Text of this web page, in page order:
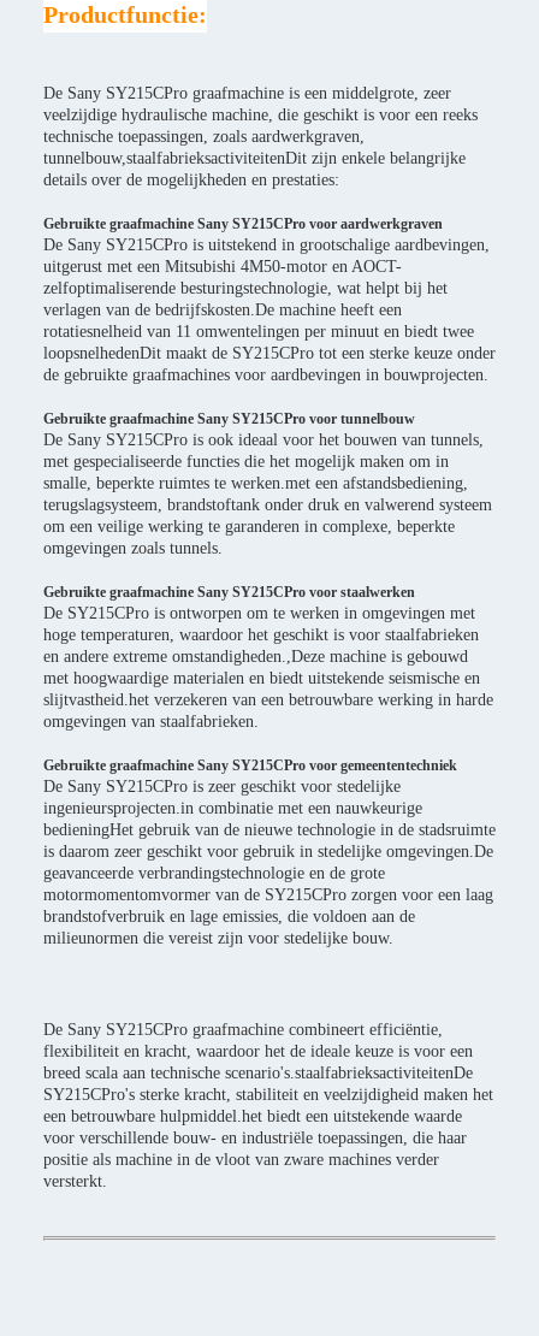
Productfunctie:
De Sany SY215CPro graafmachine is een middelgrote, zeer
veelzijdige hydraulische machine, die geschikt is voor een reeks
technische toepassingen, zoals aardwerkgraven,
tunnelbouw,staalfabrieksactiviteitenDit zijn enkele belangrijke
details over de mogelijkheden en prestaties:
Gebruikte graafmachine Sany SY215CPro voor aardwerkgraven
De Sany SY215CPro is uitstekend in grootschalige aardbevingen,
uitgerust met een Mitsubishi 4M50-motor en AOCT-
zelfoptimaliserende besturingstechnologie, wat helpt bij het
verlagen van de bedrijfskosten.De machine heeft een
rotatiesnelheid van 11 omwentelingen per minuut en biedt twee
loopsnelhedenDit maakt de SY215CPro tot een sterke keuze onder
de gebruikte graafmachines voor aardbevingen in bouwprojecten.
Gebruikte graafmachine Sany SY215CPro voor tunnelbouw
De Sany SY215CPro is ook ideaal voor het bouwen van tunnels,
met gespecialiseerde functies die het mogelijk maken om in
smalle, beperkte ruimtes te werken.met een afstandsbediening,
terugslagsysteem, brandstoftank onder druk en valwerend systeem
om een veilige werking te garanderen in complexe, beperkte
omgevingen zoals tunnels.
Gebruikte graafmachine Sany SY215CPro voor staalwerken
De SY215CPro is ontworpen om te werken in omgevingen met
hoge temperaturen, waardoor het geschikt is voor staalfabrieken
en andere extreme omstandigheden.,Deze machine is gebouwd
met hoogwaardige materialen en biedt uitstekende seismische en
slijtvastheid.het verzekeren van een betrouwbare werking in harde
omgevingen van staalfabrieken.
Gebruikte graafmachine Sany SY215CPro voor gemeententechniek
De Sany SY215CPro is zeer geschikt voor stedelijke
ingenieursprojecten.in combinatie met een nauwkeurige
bedieningHet gebruik van de nieuwe technologie in de stadsruimte
is daarom zeer geschikt voor gebruik in stedelijke omgevingen.De
geavanceerde verbrandingstechnologie en de grote
motormomentomvormer van de SY215CPro zorgen voor een laag
brandstofverbruik en lage emissies, die voldoen aan de
milieunormen die vereist zijn voor stedelijke bouw.
De Sany SY215CPro graafmachine combineert efficiëntie,
flexibiliteit en kracht, waardoor het de ideale keuze is voor een
breed scala aan technische scenario's.staalfabrieksactiviteitenDe
SY215CPro's sterke kracht, stabiliteit en veelzijdigheid maken het
een betrouwbare hulpmiddel.het biedt een uitstekende waarde
voor verschillende bouw- en industriële toepassingen, die haar
positie als machine in de vloot van zware machines verder
versterkt.